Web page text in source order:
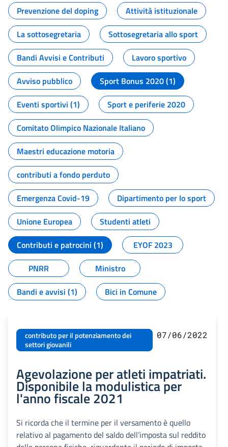
Prevenzione del doping
Attività istituzionale
La sottosegretaria
Sottosegretaria allo sport
Bandi Avvisi e Contributi
Lavoro sportivo
Avviso pubblico
Sport Bonus 2020 (1)
Eventi sportivi (1)
Sport e periferie 2020
Comitato Olimpico Nazionale Italiano
Maestri educazione motoria
contributi a fondo perduto
Emergenza Covid-19
Dipartimento per lo sport
Unione Europea
Studenti atleti
Contributi e patrocini (1)
EYOF 2023
PNRR
Ministro
Bandi e avvisi (1)
Bici in Comune
contributo per il potenziamento dei
settori giovanili
07/06/2022
Agevolazione per atleti impatriati.
Disponibile la modulistica per
l'anno fiscale 2021
Si ricorda che il termine per il versamento è quello
relativo al pagamento del saldo dell’imposta sul reddito